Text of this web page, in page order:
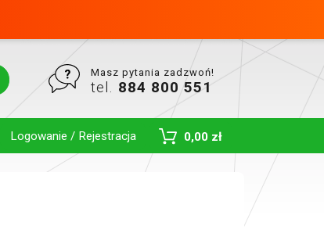
Masz pytania zadzwoń!
tel. 884 800 551
Logowanie / Rejestracja 0,00 zł
Toggle Dropdown